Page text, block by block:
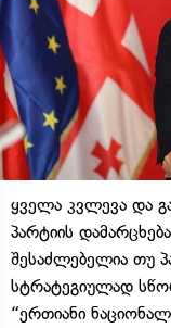
ყველა კვლევა და
პარტიის
შესაძლებელია თუ
სტრატეგიულად
“ერთიანი